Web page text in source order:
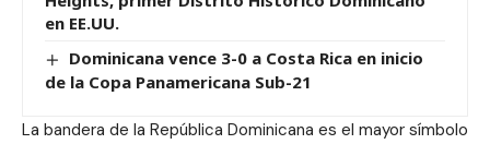
en EE.UU.
Dominicana vence 3-0 a Costa Rica en inicio
de la Copa Panamericana Sub-21
La bandera de la República Dominicana es el mayor símbolo